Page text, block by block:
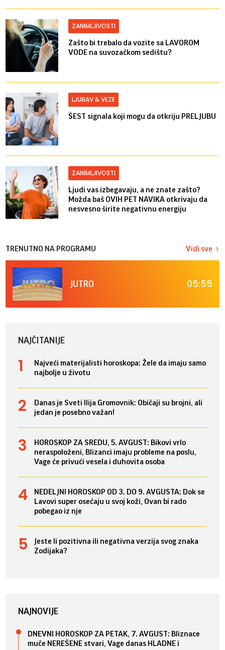
ZANIMLJIVOSTI
Zašto bi trebalo da vozite sa LAVOROM
VODE na suvozačkom sedištu?
LJUBAV & VEZE
ŠEST signala koji mogu da otkriju PRELJUBU
ZANIMLJIVOSTI
Ljudi vas izbegavaju, a ne znate zašto?
Možda baš OVIH PET NAVIKA otkrivaju da
nesvesno širite negativnu energiju
TRENUTNO NA PROGRAMU Vidi sve
JUTRO 05:55
NAJČITANIJE
Najveći materijalisti horoskopa: Žele da imaju samo
najbolje u životu
Danas je Sveti Ilija Gromovnik: Običaji su brojni, ali
jedan je posebno važan!
HOROSKOP ZA SREDU, 5. AVGUST: Bikovi vrlo
neraspoloženi, Blizanci imaju probleme na poslu,
Vage će privući vesela i duhovita osoba
NEDELJNI HOROSKOP OD 3. DO 9. AVGUSTA: Dok se
Lavovi super osećaju u svoj koži, Ovan bi rado
pobegao iz nje
Jeste li pozitivna ili negativna verzija svog znaka
Zodijaka?
NAJNOVIJE
DNEVNI HOROSKOP ZA PETAK, 7. AVGUST: Bliznace
muče NEREŠENE stvari, Vage danas HLADNE i